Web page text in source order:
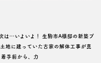
は…いよいよ！ 生駒市A様邸の新築プ
地に建っていた古家の解体工事が真
手前から、力